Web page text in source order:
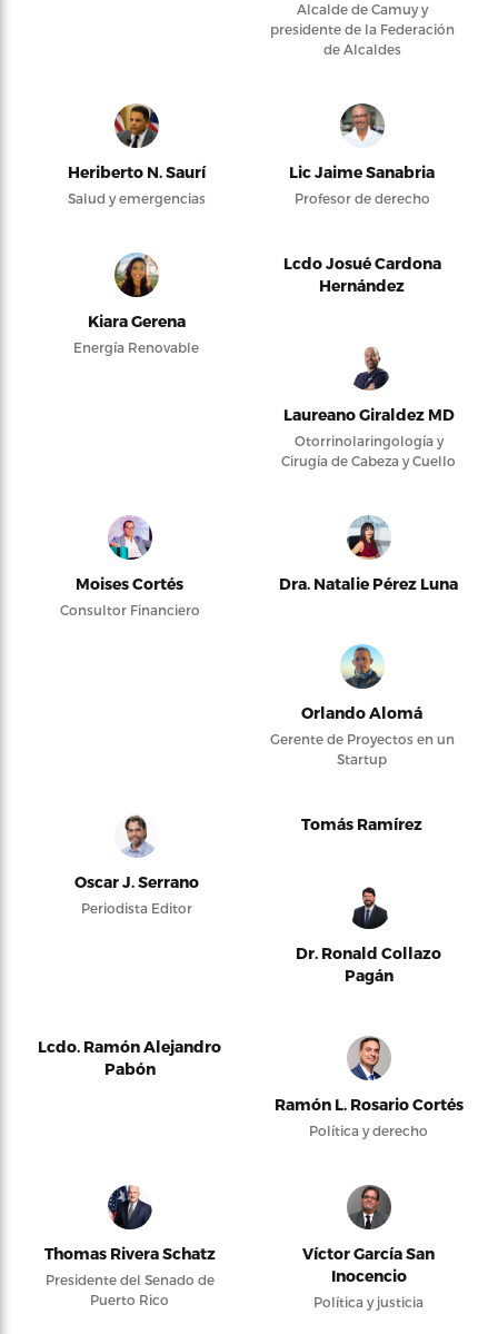
Alcalde de Camuy y
presidente de la Federación
de Alcaldes
Heriberto N. Saurí
Salud y emergencias
Lic Jaime Sanabria
Profesor de derecho
Kiara Gerena
Energía Renovable
Lcdo Josué Cardona
Hernández
Laureano Giraldez MD
Otorrinolaringología y
Cirugía de Cabeza y Cuello
Moises Cortés
Consultor Financiero
Dra. Natalie Pérez Luna
Orlando Alomá
Gerente de Proyectos en un
Startup
Oscar J. Serrano
Periodista Editor
Tomás Ramírez
Dr. Ronald Collazo
Pagán
Lcdo. Ramón Alejandro
Pabón
Ramón L. Rosario Cortés
Política y derecho
Thomas Rivera Schatz
Presidente del Senado de
Puerto Rico
Víctor García San
Inocencio
Política y justicia